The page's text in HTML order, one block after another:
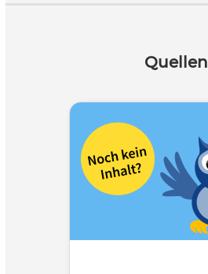
Quellen